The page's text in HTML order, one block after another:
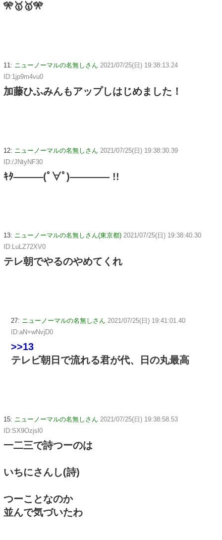
🎌🥇🥇🎌
11: ニューノーマルの名無しさん 2021/07/25(日) 19:38:13.24
ID:1jp9m4vu0
加藤ひふみんもアップしはじめました！
12: ニューノーマルの名無しさん 2021/07/25(日) 19:38:30.39
ID:/JNtyNF30
ｷﾀ―――(ﾟ∀ﾟ)―――― !!
13: ニューノーマルの名無しさん(東京都) 2021/07/25(日) 19:38:40.30
ID:LuLZ72XV0
テレ朝でやるのやめてくれ
27: ニューノーマルの名無しさん 2021/07/25(日) 19:41:01.40
ID:aN+wNvjD0
>>13
テレビ朝日で流れる君が代、日の丸最高
15: ニューノーマルの名無しさん 2021/07/25(日) 19:38:58.53
ID:SX9Ozjsl0
一二三で詩つーのは
いちにさんし(詩)
つーことなのか
並んで気づいたわ